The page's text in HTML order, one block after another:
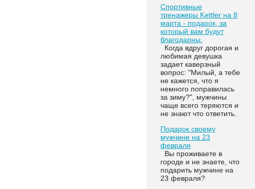
Спортивные
тренажеры Kettler на 8
марта - подарок, за
который вам будут
благодарны.
Когда вдруг дорогая и
любимая девушка
задает каверзный
вопрос: "Милый, а тебе
не кажется, что я
немного поправилась
за зиму?", мужчины
чаще всего теряются и
не знают что ответить.
Подарок своему
мужчине на 23
февраля
Вы проживаете в
городе и не знаете, что
подарить мужчине на
23 февраля?